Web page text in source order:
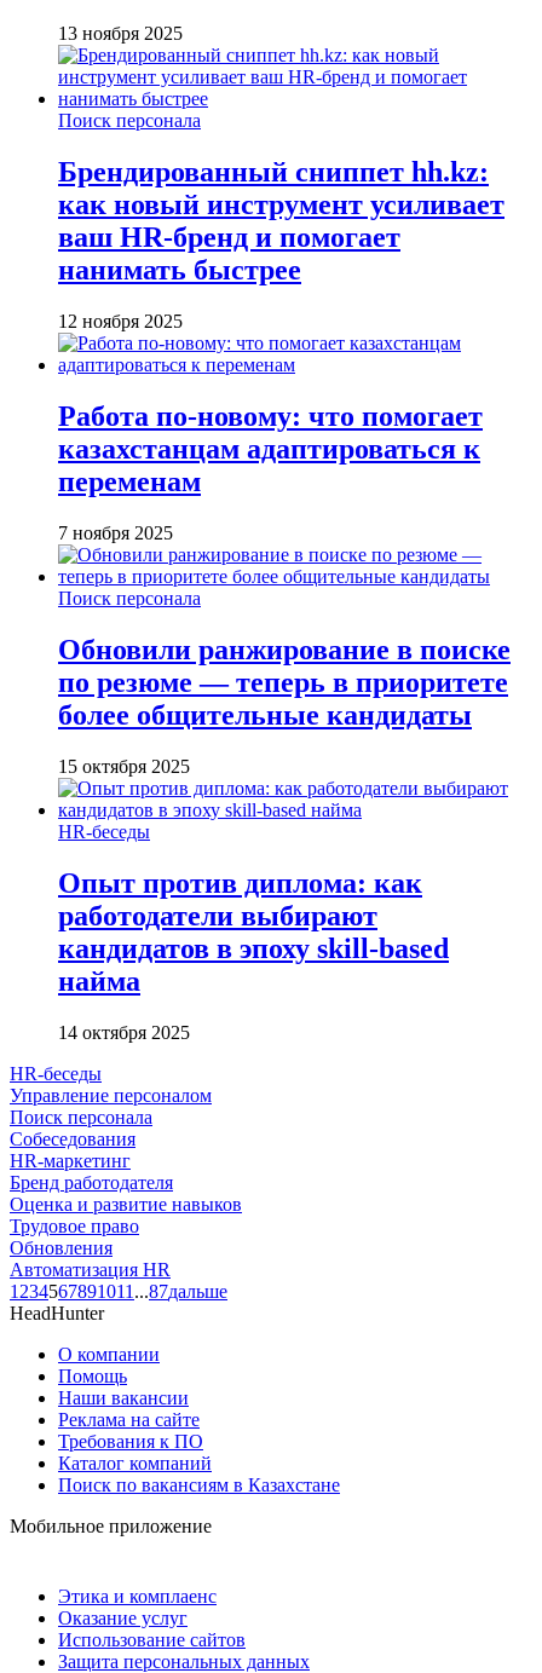
13 ноября 2025
Поиск персонала
Брендированный сниппет hh.kz:
как новый инструмент усиливает
ваш HR-бренд и помогает
нанимать быстрее
12 ноября 2025
Работа по-новому: что помогает
казахстанцам адаптироваться к
переменам
7 ноября 2025
Поиск персонала
Обновили ранжирование в поиске
по резюме — теперь в приоритете
более общительные кандидаты
15 октября 2025
HR-беседы
Опыт против диплома: как
работодатели выбирают
кандидатов в эпоху skill-based
найма
14 октября 2025
HR-беседы
Управление персоналом
Поиск персонала
Собеседования
HR-маркетинг
Бренд работодателя
Оценка и развитие навыков
Трудовое право
Обновления
Автоматизация HR
1 234567891011 ...87дальше
HeadHunter
О компании
Помощь
Наши вакансии
Реклама на сайте
Требования к ПО
Каталог компаний
Поиск по вакансиям в Казахстане
Мобильное приложение
Этика и комплаенс
Оказание услуг
Использование сайтов
Защита персональных данных